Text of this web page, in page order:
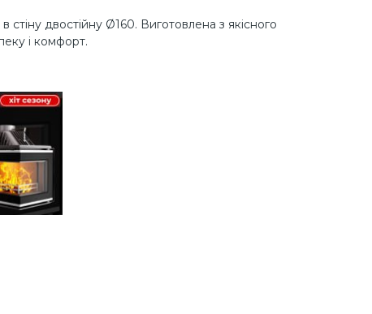
двостійну Ø160. Виготовлена з якісного
і комфорт.